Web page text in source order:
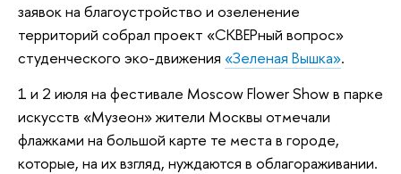
заявок на благоустройство и озеленение
территорий собрал проект «СКВЕРный вопрос»
студенческого эко-движения «Зеленая Вышка».
1 и 2 июля на фестивале Moscow Flower Show в парке
искусств «Музеон» жители Москвы отмечали
флажками на большой карте те места в городе,
которые, на их взгляд, нуждаются в облагораживании.